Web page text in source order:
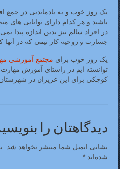
یک روز خوب و به یادماندنی در جمع
باشند و هر کدام دارای توانایی های
در افراد سالم نیز بدین اندازه پیدا
جسارت و روحیه کار تیمی که در آنها
یک روز خوب برای مجتمع آموزشی
توانسته ایم در راستای آموزش
کوچکی برای این عزیزان در شهرستان
دیدگاهتان را
نشانی ایمیل شما منتشر نخواهد شد.
شده‌اند *